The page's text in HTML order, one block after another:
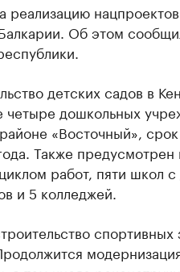
реализацию
Об этом
детских садов в
дошкольных
«Восточный», срок
Также предусмотрен
работ, пяти школ с
и 5 колледжей.
спортивных